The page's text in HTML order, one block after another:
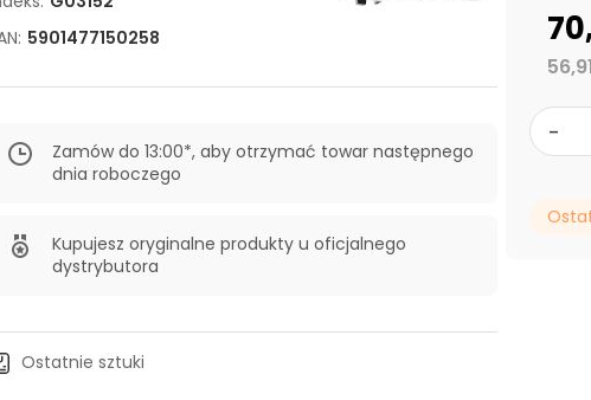
5901477150258
Zamów do 13:00*, aby otrzymać towar następnego
dnia roboczego
Kupujesz oryginalne produkty u oficjalnego
dystrybutora
Ostatnie sztuki
-